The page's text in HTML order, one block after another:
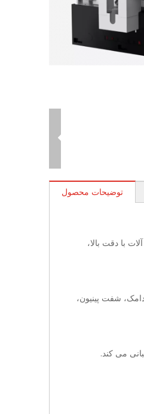
توضیحات محصول
با دقت بالا،
شفت پینیون،
می کند.